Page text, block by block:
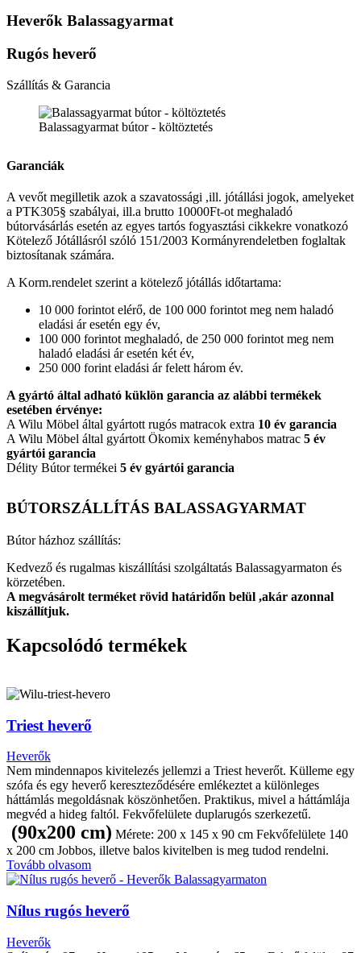
Heverők Balassagyarmat
Rugós heverő
Szállítás & Garancia
Balassagyarmat bútor - költöztetés
Garanciák
A vevőt megilletik azok a szavatossági ,ill. jótállási jogok, amelyeket
a PTK305§ szabályai, ill.a brutto 10000Ft-ot meghaladó
bútorvásárlás esetén az egyes tartós fogyasztási cikkekre vonatkozó
Kötelező Jótállásról szóló 151/2003 Kormányrendeletben foglaltak
biztosítanak számára.
A Korm.rendelet szerint a kötelező jótállás időtartama:
10 000 forintot elérő, de 100 000 forintot meg nem haladó
eladási ár esetén egy év,
100 000 forintot meghaladó, de 250 000 forintot meg nem
haladó eladási ár esetén két év,
250 000 forint eladási ár felett három év.
A gyártó által adható küklön garancia az alábbi termékek
esetében érvénye:
A Wilu Möbel által gyártott rugós matracok extra 10 év garancia
A Wilu Möbel által gyártott Ökomix keményhabos matrac 5 év
gyártói garancia
Délity Bútor termékei 5 év gyártói garancia
BÚTORSZÁLLÍTÁS BALASSAGYARMAT
Bútor házhoz szállítás:
Kedvező és rugalmas kiszállítási szolgáltatás Balassagyarmaton és
körzetében.
A megvásárolt terméket rövid határidőn belül ,akár azonnal
kiszállítjuk.
Kapcsolódó termékek
Triest heverő
Heverők
Nem mindennapos kivitelezés jellemzi a Triest heverőt. Külleme egy
szófa és egy heverő kereszteződésére emlékeztet a különleges
háttámlás megoldásnak köszönhetően. Praktikus, mivel a háttámlája
megvéd a hideg faltól. Fekvőfelülete duplarugós szerkezetű.
(90x200 cm) Mérete: 200 x 145 x 90 cm Fekvőfelülete 140
x 200 cm Jobbos, illetve balos kivitelben is meg tudod rendelni.
Tovább olvasom
Nílus rugós heverő
Heverők